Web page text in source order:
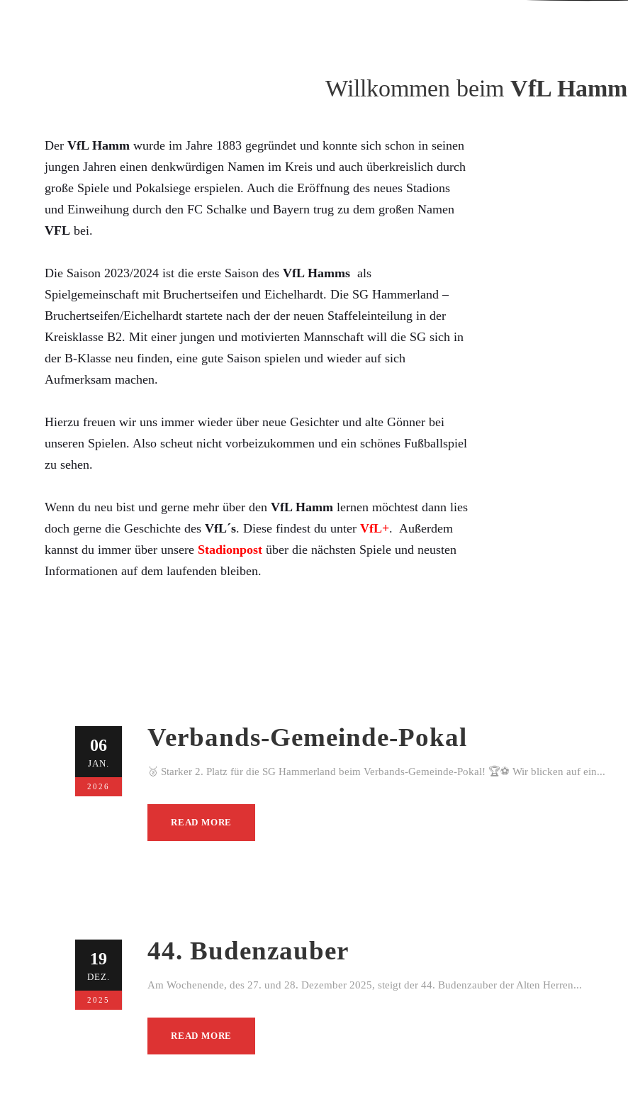
Willkommen beim VfL Hamm
Der VfL Hamm wurde im Jahre 1883 gegründet und konnte sich schon in seinen
jungen Jahren einen denkwürdigen Namen im Kreis und auch überkreislich durch
große Spiele und Pokalsiege erspielen. Auch die Eröffnung des neues Stadions
und Einweihung durch den FC Schalke und Bayern trug zu dem großen Namen
VFL bei.
Die Saison 2023/2024 ist die erste Saison des VfL Hamms als
Spielgemeinschaft mit Bruchertseifen und Eichelhardt. Die SG Hammerland –
Bruchertseifen/Eichelhardt startete nach der der neuen Staffeleinteilung in der
Kreisklasse B2. Mit einer jungen und motivierten Mannschaft will die SG sich in
der B-Klasse neu finden, eine gute Saison spielen und wieder auf sich
Aufmerksam machen.
Hierzu freuen wir uns immer wieder über neue Gesichter und alte Gönner bei
unseren Spielen. Also scheut nicht vorbeizukommen und ein schönes Fußballspiel
zu sehen.
Wenn du neu bist und gerne mehr über den VfL Hamm lernen möchtest dann lies
doch gerne die Geschichte des VfL´s. Diese findest du unter VfL+. Außerdem
kannst du immer über unsere Stadionpost über die nächsten Spiele und neusten
Informationen auf dem laufenden bleiben.
06
JAN.
2026
Verbands-Gemeinde-Pokal
🥈 Starker 2. Platz für die SG Hammerland beim Verbands-Gemeinde-Pokal! 🏆⚽ Wir blicken auf ein...
READ MORE
19
DEZ.
2025
44. Budenzauber
Am Wochenende, des 27. und 28. Dezember 2025, steigt der 44. Budenzauber der Alten Herren...
READ MORE